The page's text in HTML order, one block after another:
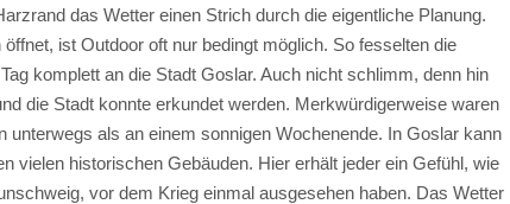
das Wetter einen Strich durch die eigentliche Planung.
ist Outdoor oft nur bedingt möglich. So fesselten die
komplett an die Stadt Goslar. Auch nicht schlimm, denn hin
die Stadt konnte erkundet werden. Merkwürdigerweise waren
unterwegs als an einem sonnigen Wochenende. In Goslar kann
vielen historischen Gebäuden. Hier erhält jeder ein Gefühl, wie
vor dem Krieg einmal ausgesehen haben. Das Wetter